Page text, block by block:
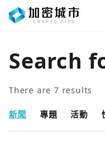
Search
There are 7 results
新聞 專題 活動